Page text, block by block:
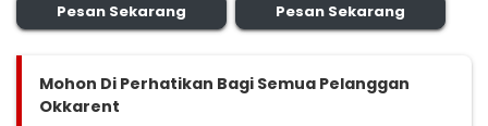
Pesan Sekarang Pesan Sekarang
Mohon Di Perhatikan Bagi Semua Pelanggan
Okkarent